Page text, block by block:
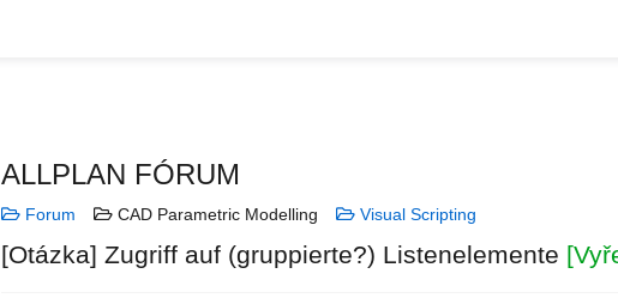
ALLPLAN FÓRUM
Forum CAD Parametric Modelling Visual Scripting
[Otázka] Zugriff auf (gruppierte?) Listenelemente